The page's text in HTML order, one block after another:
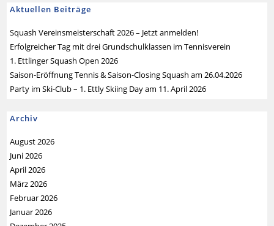
Aktuellen Beiträge
Squash Vereinsmeisterschaft 2026 – Jetzt anmelden!
Erfolgreicher Tag mit drei Grundschulklassen im Tennisverein
1. Ettlinger Squash Open 2026
Saison-Eröffnung Tennis & Saison-Closing Squash am 26.04.2026
Party im Ski-Club – 1. Ettly Skiing Day am 11. April 2026
Archiv
August 2026
Juni 2026
April 2026
März 2026
Februar 2026
Januar 2026